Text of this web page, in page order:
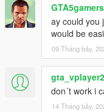
GTA5gamers
ay could you
would be
09 Tháng bảy,
don´t work i
14 Tháng bảy,